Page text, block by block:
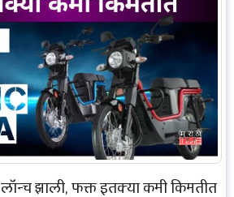
झाली, फक्त इतक्या कमी किमतीत